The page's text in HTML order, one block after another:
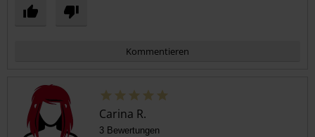
Kommentieren
Carina R.
3 Bewertungen